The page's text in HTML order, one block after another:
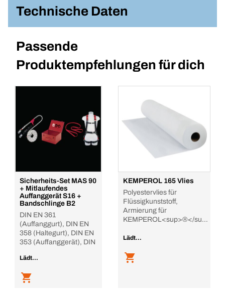
Technische Daten
Passende
Produktempfehlungen für dich
Sicherheits-Set MAS 90
+ Mitlaufendes
Auffanggerät S16 +
Bandschlinge B2
DIN EN 361
(Auffanggurt), DIN EN
358 (Haltegurt), DIN EN
353 (Auffanggerät), DIN
Lädt...
KEMPEROL 165 Vlies
Polyestervlies für
Flüssigkunststoff,
Armierung für
KEMPEROL<sup>®</sup>
Lädt...